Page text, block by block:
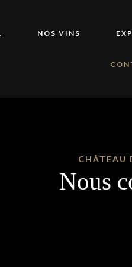
NOS VINS
CHÂTEAU
Nous